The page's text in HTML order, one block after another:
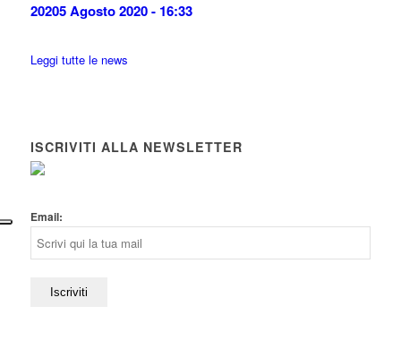
20205 Agosto 2020 - 16:33
Leggi tutte le news
ISCRIVITI ALLA NEWSLETTER
Email: